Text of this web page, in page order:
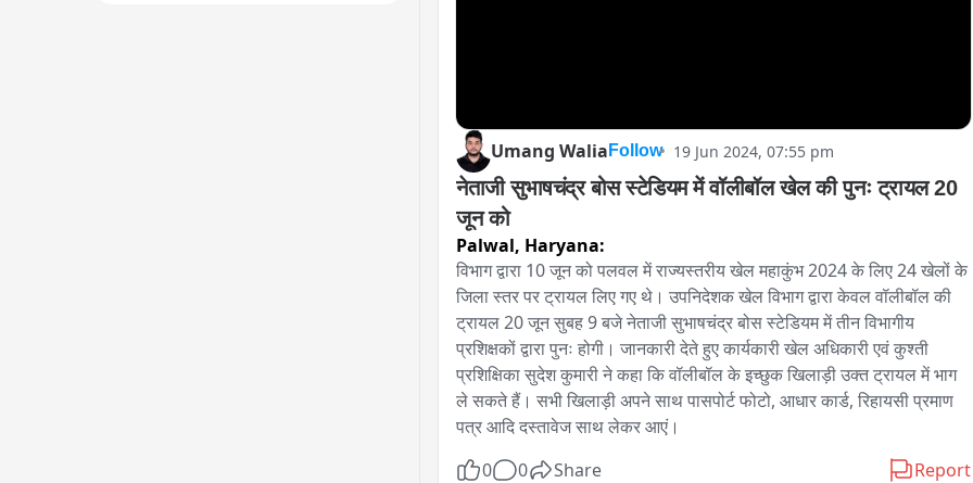
Umang Walia Follow 19 Jun 2024, 07:55 pm
नेताजी सुभाषचंद्र बोस स्टेडियम में वॉलीबॉल खेल की पुनः ट्रायल 20
जून को
Palwal, Haryana:
विभाग द्वारा 10 जून को पलवल में राज्यस्तरीय खेल महाकुंभ 2024 के लिए 24 खेलों के
जिला स्तर पर ट्रायल लिए गए थे। उपनिदेशक खेल विभाग द्वारा केवल वॉलीबॉल की
ट्रायल 20 जून सुबह 9 बजे नेताजी सुभाषचंद्र बोस स्टेडियम में तीन विभागीय
प्रशिक्षकों द्वारा पुनः होगी। जानकारी देते हुए कार्यकारी खेल अधिकारी एवं कुश्ती
प्रशिक्षिका सुदेश कुमारी ने कहा कि वॉलीबॉल के इच्छुक खिलाड़ी उक्त ट्रायल में भाग
ले सकते हैं। सभी खिलाड़ी अपने साथ पासपोर्ट फोटो, आधार कार्ड, रिहायसी प्रमाण
पत्र आदि दस्तावेज साथ लेकर आएं।
0
0 Share Report